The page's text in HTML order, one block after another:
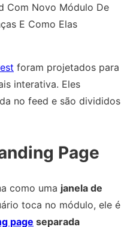
Com Novo Módulo De
E Como Elas
foram projetados para
interativa. Eles
no feed e são divididos
Page
como uma janela de
toca no módulo, ele é
page separada